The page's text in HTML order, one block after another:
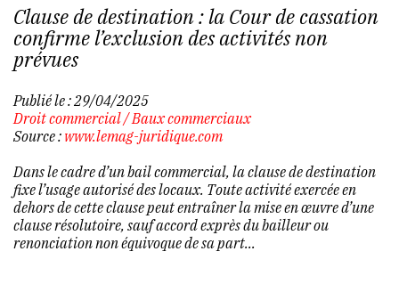
Clause de destination : la Cour de cassation
confirme l’exclusion des activités non
prévues
Publié le :29/04/2025
Droit commercial/Baux commerciaux
Source : www.lemag-juridique.com
Dans le cadre d’un bail commercial, la clause de destination
fixe l’usage autorisé des locaux. Toute activité exercée en
dehors de cette clause peut entraîner la mise en œuvre d’une
clause résolutoire, sauf accord exprès du bailleur ou
renonciation non équivoque de sa part...